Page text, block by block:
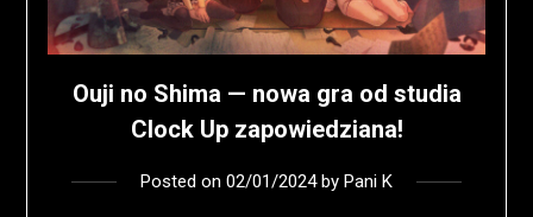
Ouji no Shima — nowa gra od studia
Clock Up zapowiedziana!
Posted on 02/01/2024by Pani K